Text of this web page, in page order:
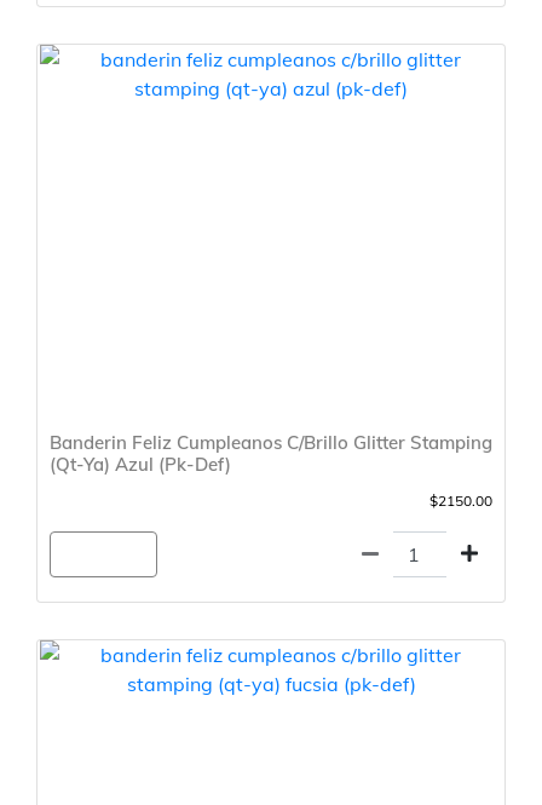
Banderin Feliz Cumpleanos C/Brillo Glitter Stamping
(Qt-Ya) Azul (Pk-Def)
$2150.00